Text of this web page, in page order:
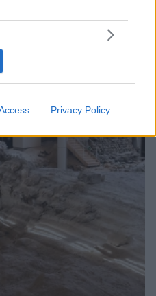
Privacy Policy